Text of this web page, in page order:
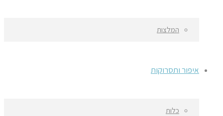
המלצות
איפור ותסרוקות
כלות